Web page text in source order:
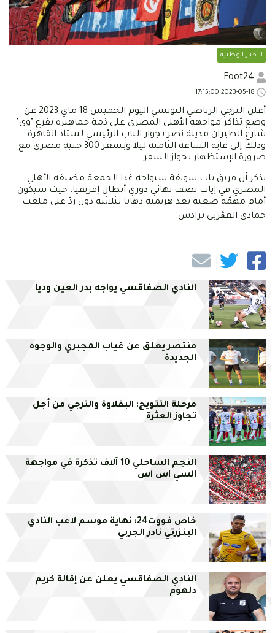
الأخبار الوطنية
أعلن الترجي الرياضي التونسي اليوم الخميس 18 ماي 2023 عن
وضع تذاكر مواجهة الأهلي المصري على ذمة جماهيره بفرع "وي"
شارع الطيران مدينة نصر بجوار الباب الرئيسي لستاد القاهرة
وذلك إلى غاية الساعة الثامنة ليلا وبسعر 300 جنيه مصري مع
ضرورة الإستظهار بجواز السفر.
يذكر أن فريق باب سويقة سيواجه غدا الجمعة مضيفه الأهلي
المصري في إياب نصف نهائي دوري أبطال إفريقيا، حيث سيكون
أمام مهمّة صعبة بعد هزيمته ذهابا بثلاثية دون ردّ على ملعب
حمادي العڨربي برادس.
النادي الصفاقسي يواجه بدر العين وديا
منتصر يعلق عن غياب المجبري والوجوه
الجديدة
مرحلة التتويج: البقلاوة والترجي من أجل
تجاوز العثرة
النجم الساحلي 10 آلاف تذكرة في مواجهة
السي اس اس
خاص فووت24: نهاية موسم لاعب النادي
البنزرتي نادر الجربي
النادي الصفاقسي يعلن عن إقالة كريم
دلهوم